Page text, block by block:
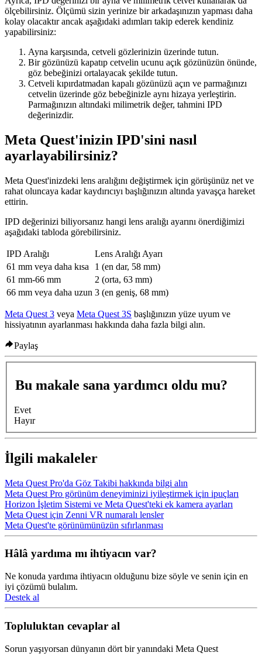
ölçebilirsiniz. Ölçümü sizin yerinize bir arkadaşınızın yapması daha
kolay olacaktır ancak aşağıdaki adımları takip ederek kendiniz
yapabilirsiniz:
Ayna karşısında, cetveli gözlerinizin üzerinde tutun.
Bir gözünüzü kapatıp cetvelin ucunu açık gözünüzün önünde,
göz bebeğinizi ortalayacak şekilde tutun.
Cetveli kıpırdatmadan kapalı gözünüzü açın ve parmağınızı
cetvelin üzerinde göz bebeğinizle aynı hizaya yerleştirin.
Parmağınızın altındaki milimetrik değer, tahmini IPD
değerinizdir.
Meta Quest'inizin IPD'sini nasıl
ayarlayabilirsiniz?
Meta Quest'inizdeki lens aralığını değiştirmek için görüşünüz net ve
rahat oluncaya kadar kaydırıcıyı başlığınızın altında yavaşça hareket
ettirin.
IPD değerinizi biliyorsanız hangi lens aralığı ayarını önerdiğimizi
aşağıdaki tabloda görebilirsiniz.
IPD Aralığı
Lens Aralığı Ayarı
61 mm veya daha kısa
1 (en dar, 58 mm)
61 mm-66 mm
2 (orta, 63 mm)
66 mm veya daha uzun 3 (en geniş, 68 mm)
Meta Quest 3 veya Meta Quest 3S başlığınızın yüze uyum ve
hissiyatının ayarlanması hakkında daha fazla bilgi alın.
Paylaş
Bu makale sana yardımcı oldu mu?
Evet
Hayır
İlgili makaleler
Meta Quest Pro'da Göz Takibi hakkında bilgi alın
Meta Quest Pro görünüm deneyiminizi iyileştirmek için ipuçları
Horizon İşletim Sistemi ve Meta Quest'teki ek kamera ayarları
Meta Quest için Zenni VR numaralı lensler
Meta Quest'te görünümünüzün sıfırlanması
Hâlâ yardıma mı ihtiyacın var?
Ne konuda yardıma ihtiyacın olduğunu bize söyle ve senin için en
iyi çözümü bulalım.
Destek al
Topluluktan cevaplar al
Sorun yaşıyorsan dünyanın dört bir yanındaki Meta Quest